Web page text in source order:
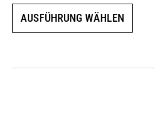
AUSFÜHRUNG WÄHLEN